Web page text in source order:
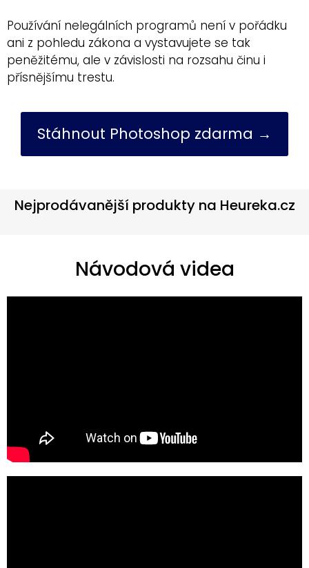
Používání nelegálních programů není v pořádku
ani z pohledu zákona a vystavujete se tak
peněžitému, ale v závislosti na rozsahu činu i
přísnějšímu trestu.
Stáhnout Photoshop zdarma →
Nejprodávanější produkty na Heureka.cz
Návodová videa